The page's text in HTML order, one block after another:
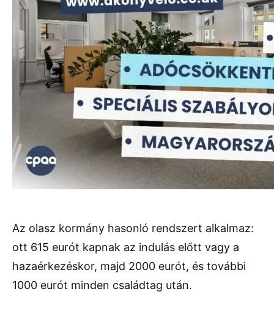
Az olasz kormány hasonló rendszert alkalmaz:
ott 615 eurót kapnak az indulás előtt vagy a
hazaérkezéskor, majd 2000 eurót, és további
1000 eurót minden családtag után.